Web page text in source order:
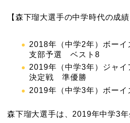
【森下瑠大選手の中学時代の成績
2018年（中学2年）ボー
支部予選 ベスト8
2019年（中学3年）ジャイ
決定戦 準優勝
2019年（中学3年）ボー
森下瑠大選手は、2019年中学3